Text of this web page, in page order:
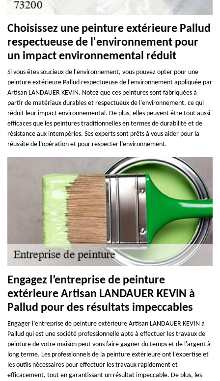
Choisissez une peinture extérieure Pallud
respectueuse de l'environnement pour
un impact environnemental réduit
Si vous êtes soucieux de l'environnement, vous pouvez opter pour une
peinture extérieure Pallud respectueuse de l'environnement appliquée par
Artisan LANDAUER KEVIN. Notez que ces peintures sont fabriquées à
partir de matériaux durables et respectueux de l'environnement, ce qui
réduit leur impact environnemental. De plus, elles peuvent être tout aussi
efficaces que les peintures traditionnelles en termes de durabilité et de
résistance aux intempéries. Ses experts sont prêts à vous aider pour la
réussite de l’opération et pour respecter l’environnement.
Engagez l’entreprise de peinture
extérieure Artisan LANDAUER KEVIN à
Pallud pour des résultats impeccables
Engager l’entreprise de peinture extérieure Artisan LANDAUER KEVIN à
Pallud qui est une société professionnelle apte à effectuer les travaux de
peinture de votre maison peut vous faire gagner du temps et de l'argent à
long terme. Les professionnels de la peinture extérieure ont l'expertise et
les outils nécessaires pour effectuer les travaux rapidement et
efficacement, tout en garantissant un résultat impeccable. De plus, les